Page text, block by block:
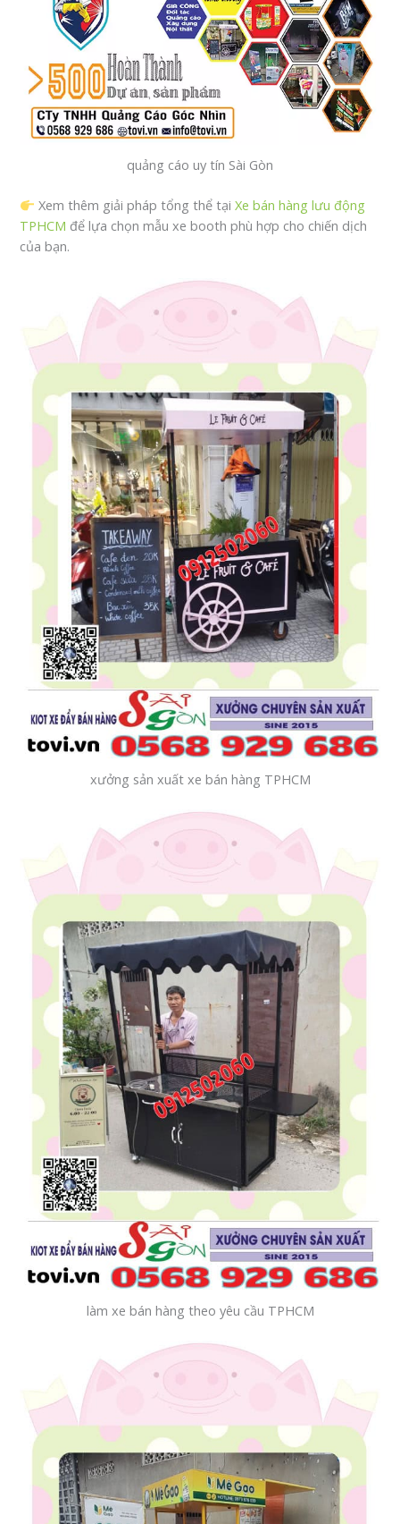
quảng cáo uy tín Sài Gòn
Xem thêm giải pháp tổng thể tạiXe bán hàng lưu động
TPHCM để lựa chọn mẫu xe booth phù hợp cho chiến dịch
của bạn.
xưởng sản xuất xe bán hàng TPHCM
làm xe bán hàng theo yêu cầu TPHCM